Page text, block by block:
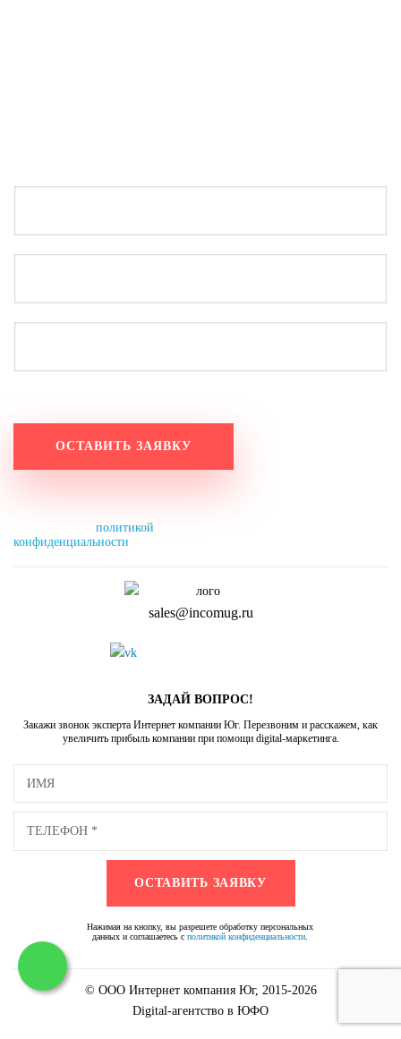
политикой
конфиденциальности
sales@incomug.ru
ЗАДАЙ ВОПРОС!
Закажи звонок эксперта Интернет компании Юг. Перезвоним и расскажем, как
увеличить прибыль компании при помощи digital-маркетинга.
Нажимая на кнопку, вы разрешете обработку персональных
данных и соглашаетесь сполитикой конфиденциальности
© ООО Интернет компания Юг, 2015-2026
Digital-агентство в ЮФО